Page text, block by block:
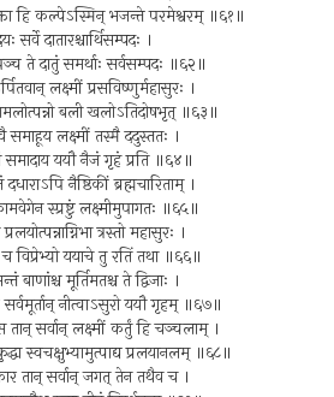
हि कल्पेऽस्मिन् भजन्ते परमेश्वरम् ॥६१॥
सर्वे दातारश्चार्थिसम्पदः ।
ते दातुं समर्थाः सर्वसम्पदः ॥६२॥
लक्ष्मीं प्रसविष्णुर्महासुरः ।
बली खलोऽतिदोषभृत् ॥६३॥
समाहूय लक्ष्मीं तस्मै ददुस्ततः ।
ययौ नैजं गृहं प्रति ॥६४॥
दधाराऽपि नैष्ठिकीं ब्रह्मचारिताम् ।
स्प्रष्टुं लक्ष्मीमुपागतः ॥६५॥
त्रस्तो महासुरः ।
च विप्रेभ्यो ययाचे तु रतिं तथा ॥६६॥
बाणांश्च मूर्तिमतश्च ते द्विजाः ।
नीत्वाऽसुरो ययौ गृहम् ॥६७॥
तान् सर्वान् लक्ष्मीं कर्तुं हि चञ्चलाम् ।
स्वचक्षुभ्यामुत्पाद्य प्रलयानलम् ॥६८॥
तान् सर्वान् जगत् तेन तथैव च ।